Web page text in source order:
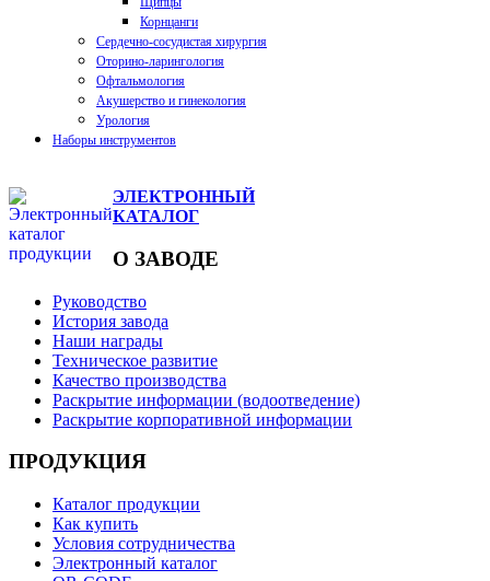
Корнцанги
Сердечно-сосудистая хирургия
Оторино-ларингология
Офтальмология
Акушерство и гинекология
Урология
Наборы инструментов
ЭЛЕКТРОННЫЙ
КАТАЛОГ
О ЗАВОДЕ
Руководство
История завода
Наши награды
Техническое развитие
Качество производства
Раскрытие информации (водоотведение)
Раскрытие корпоративной информации
ПРОДУКЦИЯ
Каталог продукции
Как купить
Условия сотрудничества
Электронный каталог